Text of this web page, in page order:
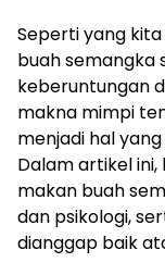
Seperti yang
buah semangka
keberuntungan
makna mimpi
menjadi hal
Dalam artikel
makan buah
dan psikologi,
dianggap baik